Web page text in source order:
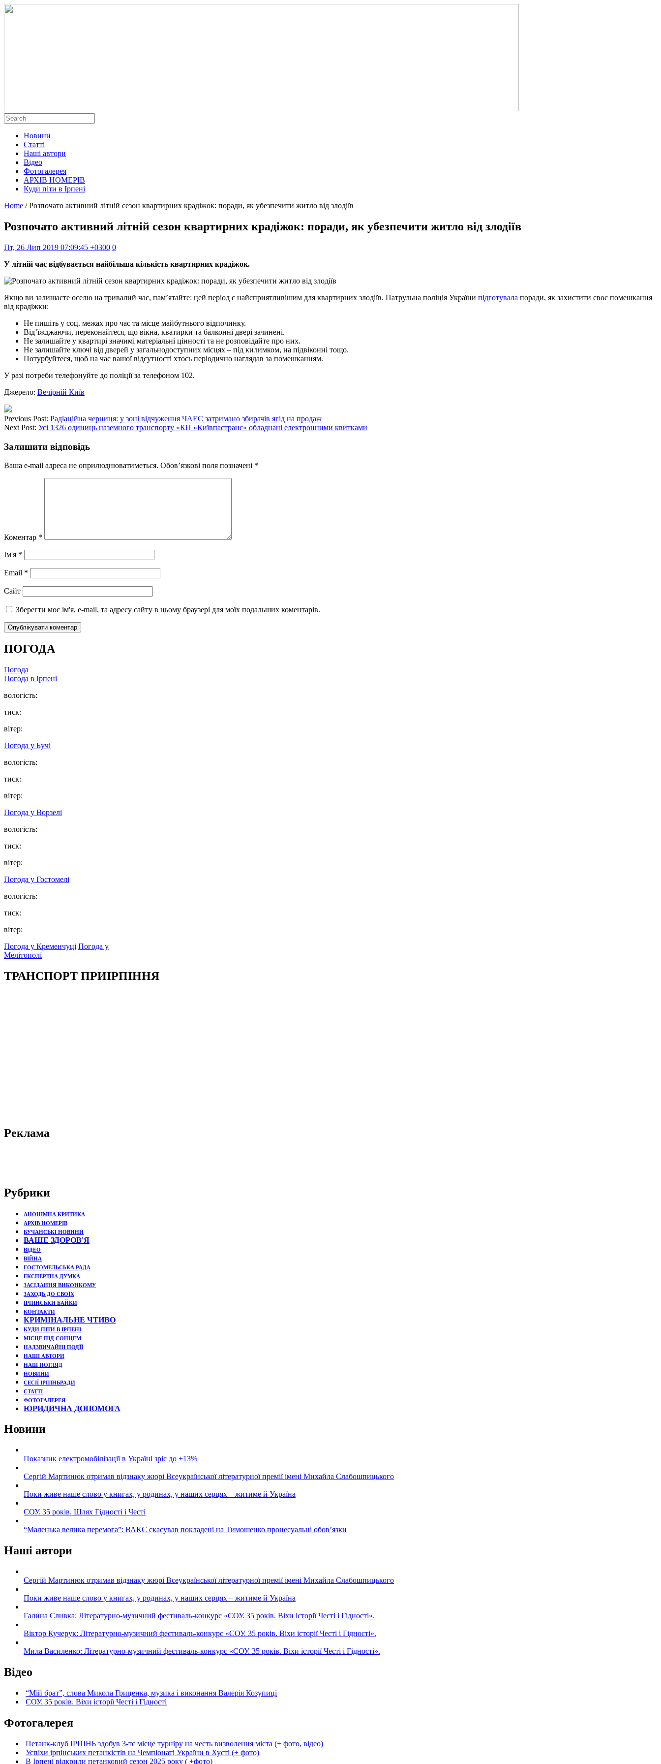
Новини
Статті
Наші автори
Відео
Фотогалерея
АРХІВ НОМЕРІВ
Куди піти в Ірпені
Home / Розпочато активний літній сезон квартирних крадіжок: поради, як убезпечити житло від злодіїв
Розпочато активний літній сезон квартирних крадіжок: поради, як убезпечити житло від злодіїв
Пт, 26 Лип 2019 07:09:45 +0300 0
У літній час відбувається найбільша кількість квартирних крадіжок.
Якщо ви залишаєте оселю на тривалий час, пам’ятайте: цей період є найсприятливішим для квартирних злодіїв. Патрульна поліція України підготувала поради, як захистити своє помешкання
від крадіжки:
Не пишіть у соц. межах про час та місце майбутнього відпочинку.
Від’їжджаючи, переконайтеся, що вікна, кватирки та балконні двері зачинені.
Не залишайте у квартирі значимі матеріальні цінності та не розповідайте про них.
Не залишайте ключі від дверей у загальнодоступних місцях – під килимком, на підвіконні тощо.
Потурбуйтеся, щоб на час вашої відсутності хтось періодично наглядав за помешканням.
У разі потреби телефонуйте до поліції за телефоном 102.
Джерело: Вечірній Київ
Previous Post: Радіаційна черниця: у зоні відчуження ЧАЕС затримано збирачів ягід на продаж
Next Post: Усі 1326 одиниць наземного транспорту «КП «Київпастранс» обладнані електронними квитками
Залишити відповідь
Ваша e-mail адреса не оприлюднюватиметься. Обов’язкові поля позначені *
Коментар *
Ім'я *
Email *
Сайт
Зберегти моє ім'я, e-mail, та адресу сайту в цьому браузері для моїх подальших коментарів.
ПОГОДА
Погода
Погода в Ірпені
вологість:
тиск:
вітер:
Погода у Бучі
вологість:
тиск:
вітер:
Погода у Ворзелі
вологість:
тиск:
вітер:
Погода у Гостомелі
вологість:
тиск:
вітер:
Погода у Кременчуці Погода у
Мелітополі
ТРАНСПОРТ ПРИІРПІННЯ
Реклама
Рубрики
АНОНІМНА КРИТИКА
АРХІВ НОМЕРІВ
БУЧАНСЬКІ НОВИНИ
ВАШЕ ЗДОРОВ'Я
ВІДЕО
ВІЙНА
ГОСТОМЕЛЬСЬКА РАДА
ЕКСПЕРТНА ДУМКА
ЗАСІДАННЯ ВИКОНКОМУ
ЗАХОДЬ ДО СВОЇХ
ІРПІНСЬКИ БАЙКИ
КОНТАКТИ
КРИМІНАЛЬНЕ ЧТИВО
КУДИ ПІТИ В ІРПЕНІ
МІСЦЕ ПІД СОНЦЕМ
НАДЗВИЧАЙНІ ПОДЇЇ
НАШІ АВТОРИ
НАШ ПОГЛЯД
НОВИНИ
СЕСІЇ ІРПІНЬРАДИ
СТАТТІ
ФОТОГАЛЕРЕЯ
ЮРИДИЧНА ДОПОМОГА
Новини
Показник електромобілізації в Україні зріс до +13%
Сергій Мартинюк отримав відзнаку жюрі Всеукраїнської літературної премії імені Михайла Слабошпицького
Поки живе наше слово у книгах, у родинах, у наших серцях – житиме й Україна
СОУ. 35 років. Шлях Гідності і Честі
“Маленька велика перемога”: ВАКС скасував покладені на Тимошенко процесуальні обов’язки
Наші автори
Сергій Мартинюк отримав відзнаку жюрі Всеукраїнської літературної премії імені Михайла Слабошпицького
Поки живе наше слово у книгах, у родинах, у наших серцях – житиме й Україна
Галина Сливка: Літературно-музичний фестиваль-конкурс «СОУ. 35 років. Віхи історії Честі і Гідності».
Віктор Кучерук: Літературно-музичний фестиваль-конкурс «СОУ. 35 років. Віхи історії Честі і Гідності».
Мила Василенко: Літературно-музичний фестиваль-конкурс «СОУ. 35 років. Віхи історії Честі і Гідності».
Відео
“Мій брат”, слова Микола Гриценка, музика і виконання Валерія Козупиці
СОУ. 35 років. Віхи історії Честі і Гідності
Фотогалерея
Петанк-клуб ІРПІНЬ здобув 3-тє місце турніру на честь визволення міста (+ фото, відео)
Успіхи ірпінських петанкістів на Чемпіонаті України в Хусті (+ фото)
В Ірпені відкрили петанковий сезон 2025 року ( +фото)